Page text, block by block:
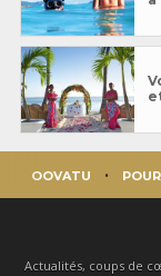
OOVATU
Actualités, coups de